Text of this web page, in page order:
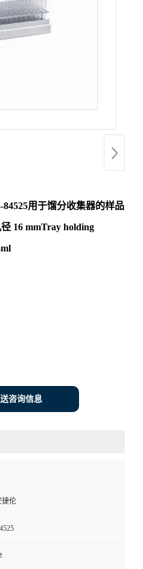
用于馏分收集器的样品
16 mmTray holding
咨询信息
捷伦